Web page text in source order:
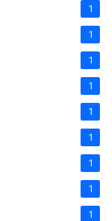
1
1
1
1
1
1
1
1
1